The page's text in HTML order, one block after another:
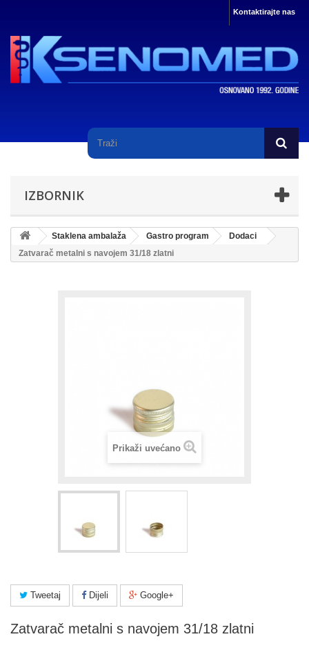
Kontaktirajte nas
IZBORNIK
Staklena ambalaža Gastro program
Dodaci
Zatvarač metalni s navojem 31/18 zlatni
Prikaži uvećano
Tweetaj Dijeli Google+
Zatvarač metalni s navojem 31/18 zlatni